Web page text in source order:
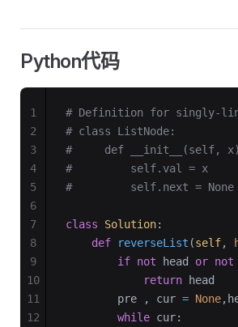
Python代码
# Definition for singly-
# class ListNode:
#     def __init__(self,
#         self.val = x
#         self.next = None
class Solution:
    def
reverseList (self,
        if
not head or not
            return
head
        pre , cur
= None
        while
cur:
1
2
3
4
5
6
7
8
9
10
11
12